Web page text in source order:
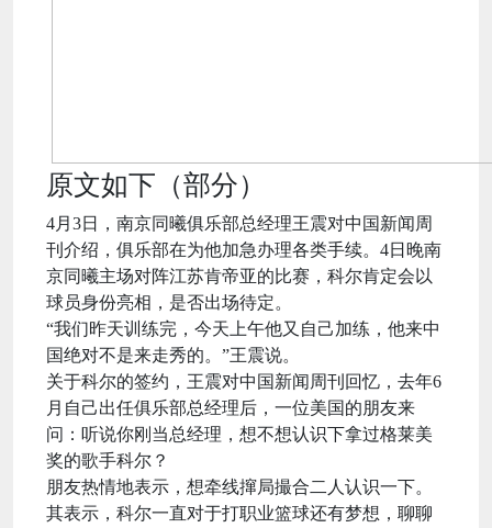
原文如下（部分）
4月3日，南京同曦俱乐部总经理王震对中国新闻周
刊介绍，俱乐部在为他加急办理各类手续。4日晚南
京同曦主场对阵江苏肯帝亚的比赛，科尔肯定会以
球员身份亮相，是否出场待定。
“我们昨天训练完，今天上午他又自己加练，他来中
国绝对不是来走秀的。”王震说。
关于科尔的签约，王震对中国新闻周刊回忆，去年6
月自己出任俱乐部总经理后，一位美国的朋友来
问：听说你刚当总经理，想不想认识下拿过格莱美
奖的歌手科尔？
朋友热情地表示，想牵线撺局撮合二人认识一下。
其表示，科尔一直对于打职业篮球还有梦想，聊聊